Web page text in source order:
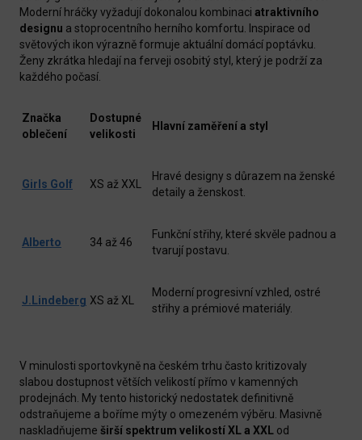
Moderní hráčky vyžadují dokonalou kombinaci atraktivního
designu a stoprocentního herního komfortu. Inspirace od
světových ikon výrazně formuje aktuální domácí poptávku.
Ženy zkrátka hledají na ferveji osobitý styl, který je podrží za
každého počasí.
Značka
oblečení
Dostupné
velikosti
Hlavní zaměření a styl
Girls Golf XS až XXL
Hravé designy s důrazem na ženské
detaily a ženskost.
Alberto 34 až 46
Funkční střihy, které skvěle padnou a
tvarují postavu.
J.Lindeberg XS až XL
Moderní progresivní vzhled, ostré
střihy a prémiové materiály.
V minulosti sportovkyně na českém trhu často kritizovaly
slabou dostupnost větších velikostí přímo v kamenných
prodejnách. My tento historický nedostatek definitivně
odstraňujeme a boříme mýty o omezeném výběru. Masivně
naskladňujeme širší spektrum velikostí XL a XXL od